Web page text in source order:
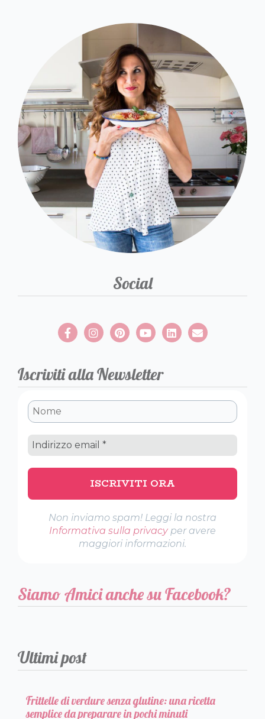
Social
Iscriviti alla Newsletter
Non inviamo spam! Leggi la nostra
Informativa sulla privacyper avere
maggiori informazioni.
Siamo Amici anche su Facebook?
Ultimi post
Frittelle di verdure senza glutine: una ricetta
semplice da preparare in pochi minuti